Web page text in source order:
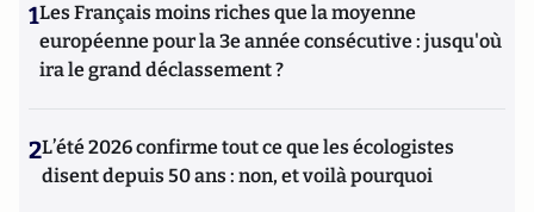
1Les Français moins riches que la moyenne
européenne pour la 3e année consécutive : jusqu'où
ira le grand déclassement ?
2L’été 2026 confirme tout ce que les écologistes
disent depuis 50 ans : non, et voilà pourquoi